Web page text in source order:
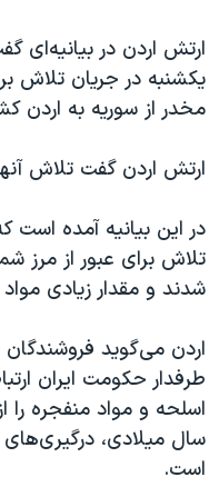
آرشیو پخش زنده
مجموعه مستندهای
تریبونال مردمی آبان ۹۸
چهل سال گروگان‌گیری
اعتراضات مردمی آبان ۹۸
اسرائیل در جنگ
نرگس محمدی برنده جایزه
همایش محافظه‌کاران
صفحه‌های ویژه
سفر پرزیدنت ترامپ به چین
ارتش اردن در بیانیه‌ای
یکشنبه در جریان تلاش
مخدر از سوریه به اردن
ارتش اردن گفت تلاش‌
در این بیانیه آمده
تلاش برای عبور از مرز
شدند و مقدار زیادی
اردن می‌گوید
طرفدار حکومت ایران
اسلحه و مواد منفجره را
سال میلادی،
است.